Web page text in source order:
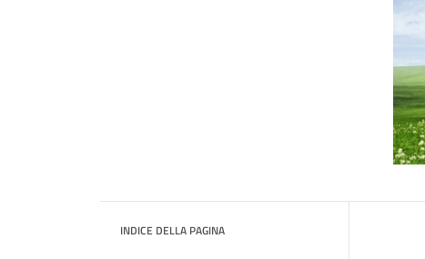
INDICE DELLA PAGINA